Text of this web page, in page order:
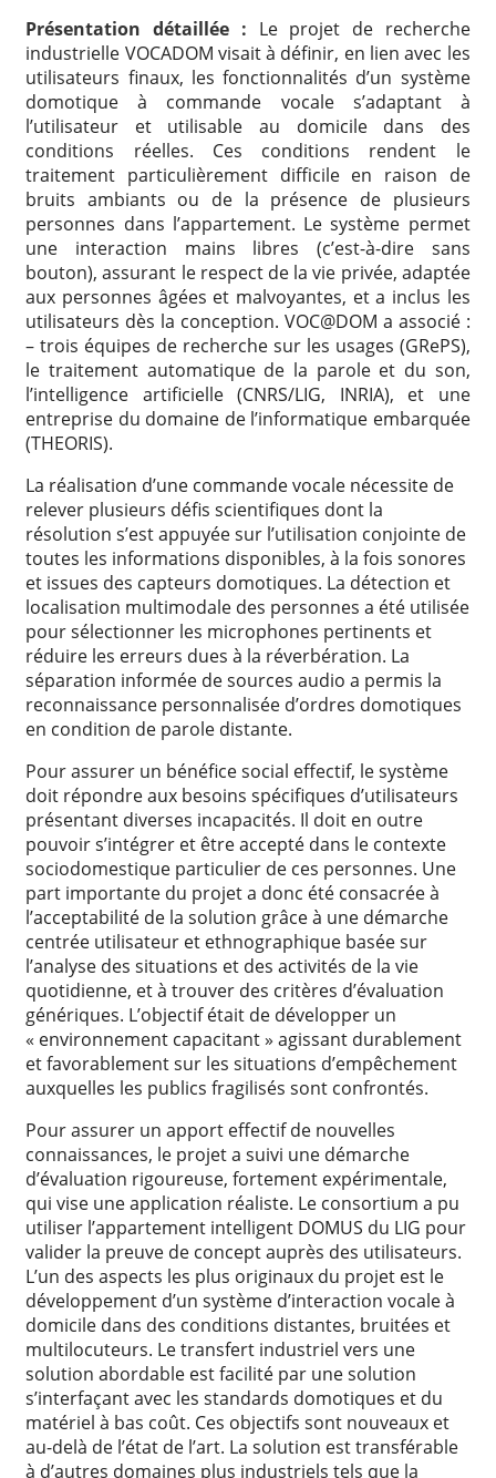
Présentation détaillée : Le projet de recherche
industrielle VOCADOM visait à définir, en lien avec les
utilisateurs finaux, les fonctionnalités d’un système
domotique à commande vocale s’adaptant à
l’utilisateur et utilisable au domicile dans des
conditions réelles. Ces conditions rendent le
traitement particulièrement difficile en raison de
bruits ambiants ou de la présence de plusieurs
personnes dans l’appartement. Le système permet
une interaction mains libres (c’est-à-dire sans
bouton), assurant le respect de la vie privée, adaptée
aux personnes âgées et malvoyantes, et a inclus les
utilisateurs dès la conception. VOC@DOM a associé :
– trois équipes de recherche sur les usages (GRePS),
le traitement automatique de la parole et du son,
l’intelligence artificielle (CNRS/LIG, INRIA), et une
entreprise du domaine de l’informatique embarquée
(THEORIS).
La réalisation d’une commande vocale nécessite de
relever plusieurs défis scientifiques dont la
résolution s’est appuyée sur l’utilisation conjointe de
toutes les informations disponibles, à la fois sonores
et issues des capteurs domotiques. La détection et
localisation multimodale des personnes a été utilisée
pour sélectionner les microphones pertinents et
réduire les erreurs dues à la réverbération. La
séparation informée de sources audio a permis la
reconnaissance personnalisée d’ordres domotiques
en condition de parole distante.
Pour assurer un bénéfice social effectif, le système
doit répondre aux besoins spécifiques d’utilisateurs
présentant diverses incapacités. Il doit en outre
pouvoir s’intégrer et être accepté dans le contexte
sociodomestique particulier de ces personnes. Une
part importante du projet a donc été consacrée à
l’acceptabilité de la solution grâce à une démarche
centrée utilisateur et ethnographique basée sur
l’analyse des situations et des activités de la vie
quotidienne, et à trouver des critères d’évaluation
génériques. L’objectif était de développer un
« environnement capacitant » agissant durablement
et favorablement sur les situations d’empêchement
auxquelles les publics fragilisés sont confrontés.
Pour assurer un apport effectif de nouvelles
connaissances, le projet a suivi une démarche
d’évaluation rigoureuse, fortement expérimentale,
qui vise une application réaliste. Le consortium a pu
utiliser l’appartement intelligent DOMUS du LIG pour
valider la preuve de concept auprès des utilisateurs.
L’un des aspects les plus originaux du projet est le
développement d’un système d’interaction vocale à
domicile dans des conditions distantes, bruitées et
multilocuteurs. Le transfert industriel vers une
solution abordable est facilité par une solution
s’interfaçant avec les standards domotiques et du
matériel à bas coût. Ces objectifs sont nouveaux et
au-delà de l’état de l’art. La solution est transférable
à d’autres domaines plus industriels tels que la